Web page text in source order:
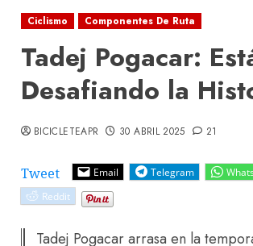
Ciclismo Componentes De Ruta
Tadej Pogacar:
Desafiando la
Tweet Email Telegram
Reddit
BICICLETEAPR 30 ABRIL 2025 21
Tadej Pogacar arrasa en la